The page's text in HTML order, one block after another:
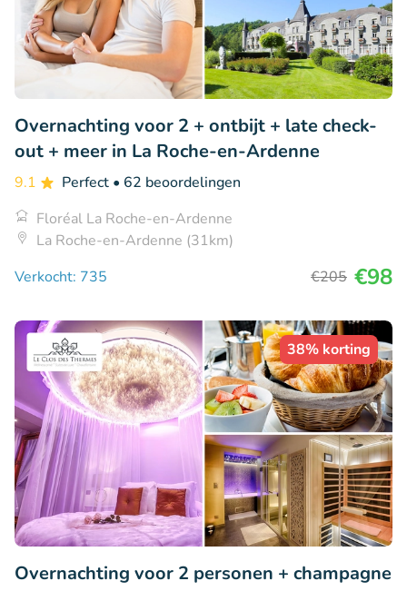
Overnachting voor 2 + ontbijt + late check-
out + meer in La Roche-en-Ardenne
9.1 Perfect • 62 beoordelingen
Floréal La Roche-en-Ardenne
La Roche-en-Ardenne (31km)
Verkocht: 735
€205 €98
38% korting
Overnachting voor 2 personen + champagne